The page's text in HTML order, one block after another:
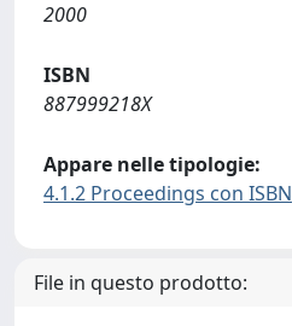
2000
ISBN
887999218X
Appare nelle tipologie:
4.1.2 Proceedings con ISBN
File in questo prodotto: